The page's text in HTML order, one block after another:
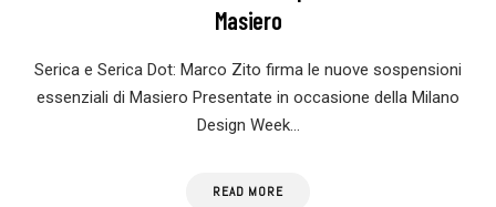
Masiero
Serica e Serica Dot: Marco Zito firma le nuove sospensioni
essenziali di Masiero Presentate in occasione della Milano
Design Week…
READ MORE